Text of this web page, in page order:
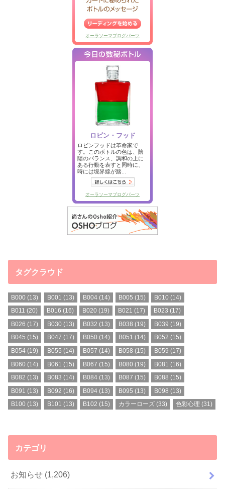
タグクラウド
B000 (13) B001 (13) B004(14) B005 (15) B010 (14)
B011 (20) B016 (16) B020 (19) B021 (17) B023 (17)
B026 (17) B030 (13) B032 (13) B038 (19) B039 (19)
B045 (15) B047 (17) B050 (14) B051 (14) B052 (15)
B054 (19) B055 (14) B057 (14) B058 (15) B059 (17)
B060 (14) B061 (15) B067 (15) B080 (19) B081 (16)
B082 (13) B083 (14) B084(13) B087 (15) B088 (15)
B091 (13) B092 (16) B094(13) B095 (13) B098 (13)
B100 (13) B101 (13) B102 (15) カラーローズ (33) 色彩心理 (31)
カテゴリ
お知らせ (1,206)